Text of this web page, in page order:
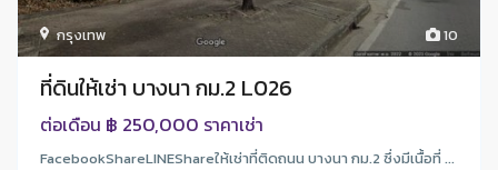
10
กรุงเทพ
ที่ดินให้เช่า บางนา กม.2 L026
ต่อเดือน ฿ 250,000 ราคาเช่า
FacebookShareLINEShareให้เช่าที่ติดถนน บางนา กม.2 ซึ่งมีเนื้อที่ ...